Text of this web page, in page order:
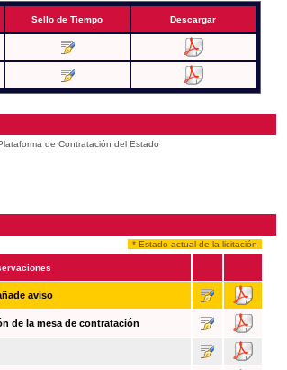
Sello de Tiempo Descargar
de Contratación del Estado
* Estado actual de la licitación
aviso
de la mesa de contratación